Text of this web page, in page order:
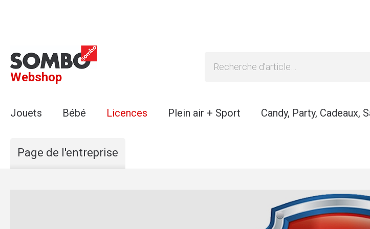
Webshop
Jouets Bébé Licences Plein air + Sport Candy, Party, Cadeaux,
Page de l'entreprise